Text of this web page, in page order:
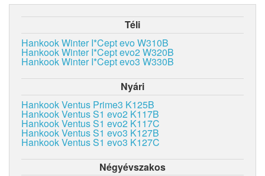
Téli
Hankook Winter I*Cept evo W310B
Hankook Winter I*Cept evo2 W320B
Hankook Winter I*Cept evo3 W330B
Nyári
Hankook Ventus Prime3 K125B
Hankook Ventus S1 evo2 K117B
Hankook Ventus S1 evo2 K117C
Hankook Ventus S1 evo3 K127B
Hankook Ventus S1 evo3 K127C
Négyévszakos